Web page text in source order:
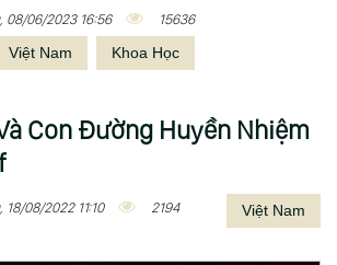
08/06/2023 16:56 15636
Việt Nam Khoa Học
Con Đường Huyền Nhiệm
18/08/2022 11:10 2194 Việt Nam